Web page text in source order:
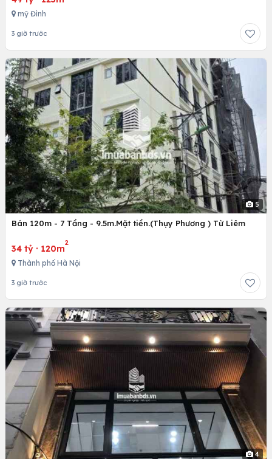
mỹ Đình
3 giờ trước
5
Bán 120m - 7 Tầng - 9.5m.Mặt tiền.(Thụy Phương ) Từ Liêm
34 tỷ · 120m
2
Thành phố Hà Nội
3 giờ trước
4